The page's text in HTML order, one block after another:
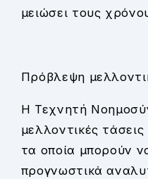
μειώσει τους
Πρόβλεψη
Η Τεχνητή
μελλοντικές
τα οποία μπορούν
προγνωστικά